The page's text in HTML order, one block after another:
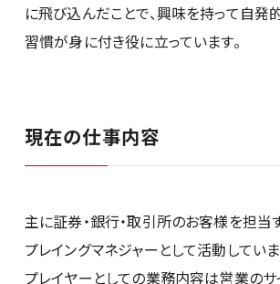
に飛び込んだことで、興味を持って自発
習慣が身に付き役に立っています。
現在の仕事内容
主に証券・銀行・取引所のお客様を担当
プレイングマネジャーとして活動していま
プレイヤーとしての業務内容は営業のサ